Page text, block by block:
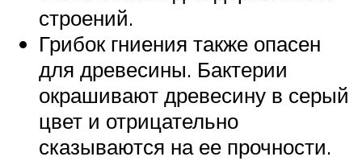
строений.
Грибок гниения также опасен
для древесины. Бактерии
окрашивают древесину в серый
цвет и отрицательно
сказываются на ее прочности.